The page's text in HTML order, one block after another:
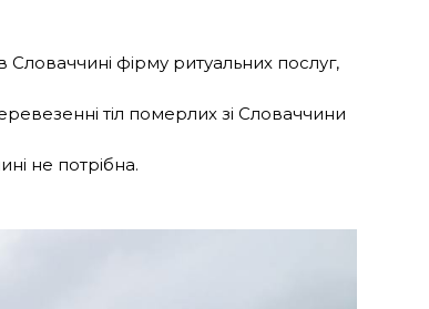
фірму ритуальних послуг,
тіл померлих зі Словаччини
не потрібна.